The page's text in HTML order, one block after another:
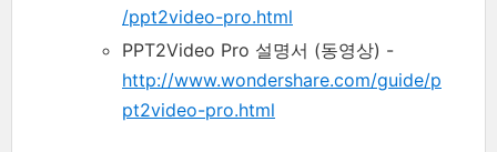
/ppt2video-pro.html
PPT2Video Pro 설명서 (동영상) -
http://www.wondershare.com/guide/p
pt2video-pro.html